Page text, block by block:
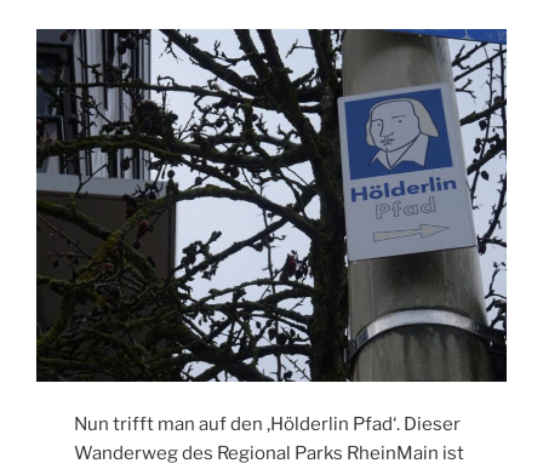
Nun trifft man auf den ‚Hölderlin Pfad‘. Dieser
Wanderweg des Regional Parks RheinMain ist